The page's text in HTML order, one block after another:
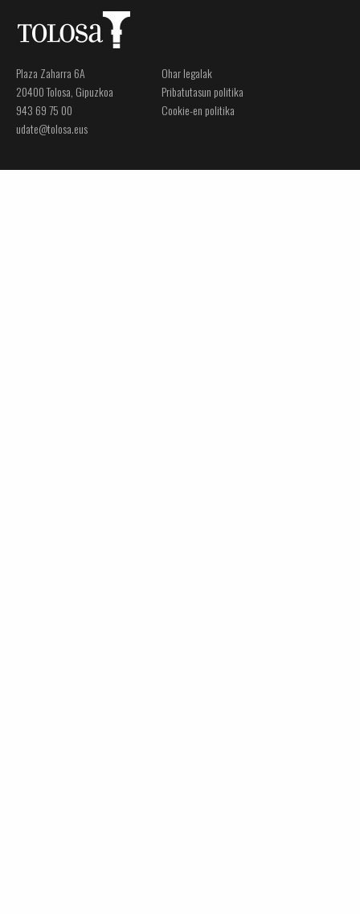
Plaza Zaharra 6A
20400 Tolosa, Gipuzkoa
943 69 75 00
udate@tolosa.eus
Ohar legalak
Pribatutasun politika
Cookie-en politika